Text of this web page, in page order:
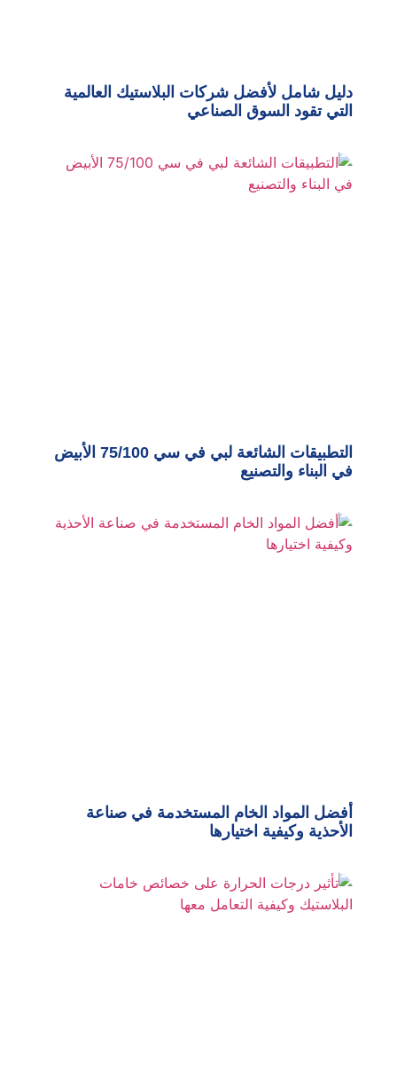
دليل شامل لأفضل شركات البلاستيك العالمية
التي تقود السوق الصناعي
التطبيقات الشائعة لبي في سي 75/100 الأبيض
في البناء والتصنيع
أفضل المواد الخام المستخدمة في صناعة
الأحذية وكيفية اختيارها